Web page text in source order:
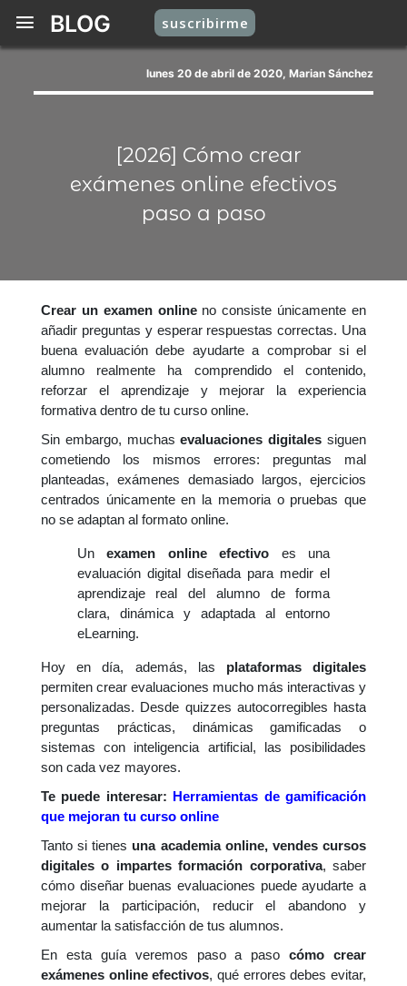
BLOG suscribirme
lunes 20 de abril de 2020, Marian Sánchez
[2026] Cómo crear
exámenes online efectivos
paso a paso
Crear un examen onlineno consiste únicamente en
añadir preguntas y esperar respuestas correctas. Una
buena evaluación debe ayudarte a comprobar si el
alumno realmente ha comprendido el contenido,
reforzar el aprendizaje y mejorar la experiencia
formativa dentro de tu curso online.
Sin embargo, muchasevaluaciones digitales siguen
cometiendo los mismos errores: preguntas mal
planteadas, exámenes demasiado largos, ejercicios
centrados únicamente en la memoria o pruebas que
no se adaptan al formato online.
Unexamen online efectivo es una
evaluación digital diseñada para medir el
aprendizaje real del alumno de forma
clara, dinámica y adaptada al entorno
eLearning.
Hoy en día, además, las plataformas digitales
permiten crear evaluaciones mucho más interactivas y
personalizadas. Desde quizzes autocorregibles hasta
preguntas prácticas, dinámicas gamificadas o
sistemas con inteligencia artificial, las posibilidades
son cada vez mayores.
Te puede interesar: Herramientas de gamificación
que mejoran tu curso online
Tanto si tienes una academia online, vendes cursos
digitales o impartes formación corporativa, saber
cómo diseñar buenas evaluaciones puede ayudarte a
mejorar la participación, reducir el abandono y
aumentar la satisfacción de tus alumnos.
En esta guía veremos paso a pasocómo crear
exámenes online efectivos, qué errores debes evitar,